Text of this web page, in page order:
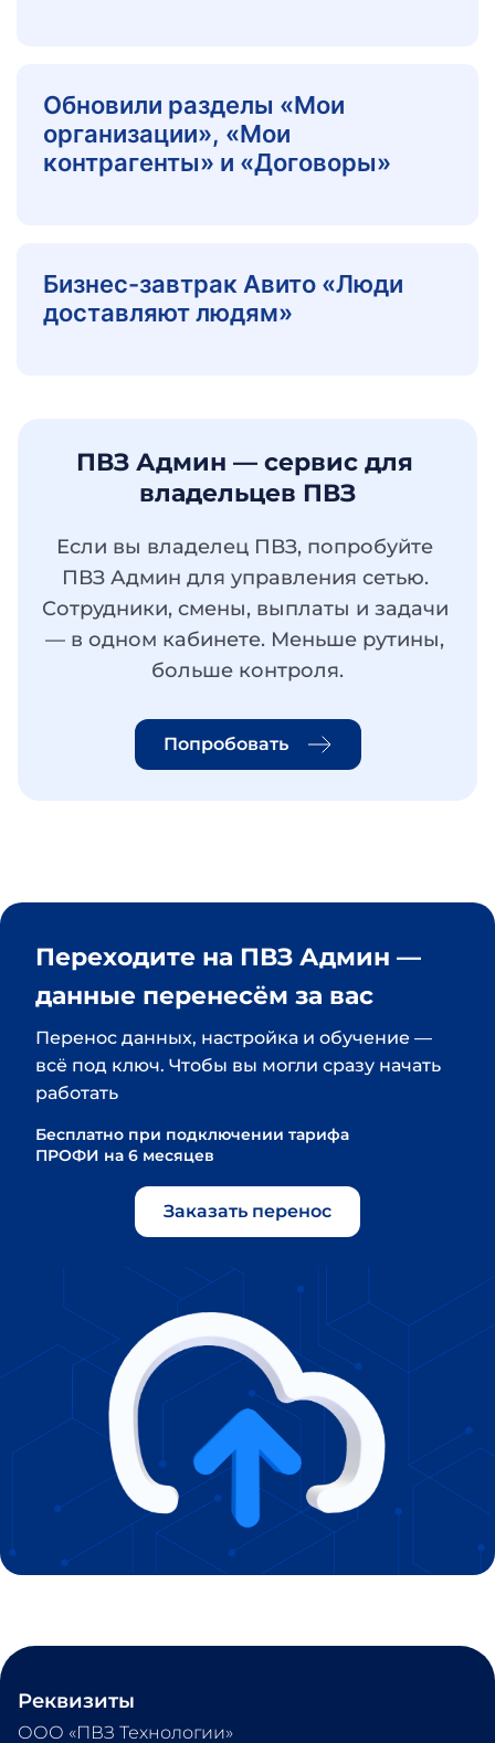
Обновили разделы «Мои
организации», «Мои
контрагенты» и «Договоры»
Бизнес-завтрак Авито «Люди
доставляют людям»
ПВЗ Админ — сервис для
владельцев ПВЗ
Если вы владелец ПВЗ, попробуйте
ПВЗ Админ для управления сетью.
Сотрудники, смены, выплаты и задачи
— в одном кабинете. Меньше рутины,
больше контроля.
Попробовать
Переходите на ПВЗ Админ —
данные перенесём за вас
Перенос данных, настройка и обучение —
всё под ключ. Чтобы вы могли сразу начать
работать
Бесплатно при подключении тарифа
ПРОФИ на 6 месяцев
Заказать перенос
Реквизиты
ООО «ПВЗ Технологии»